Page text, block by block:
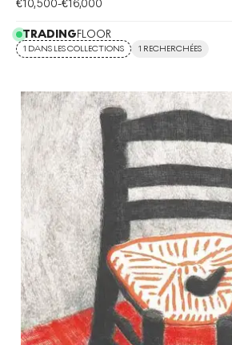
€10,500-€16,000
TRADINGFLOOR
1 DANS LES COLLECTIONS 1 RECHERCHÉES